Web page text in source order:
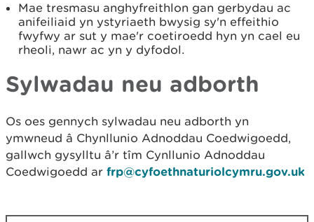
Mae tresmasu anghyfreithlon gan gerbydau ac
anifeiliaid yn ystyriaeth bwysig sy'n effeithio
fwyfwy ar sut y mae'r coetiroedd hyn yn cael eu
rheoli, nawr ac yn y dyfodol.
Sylwadau neu adborth
Os oes gennych sylwadau neu adborth yn
ymwneud â Chynllunio Adnoddau Coedwigoedd,
gallwch gysylltu â’r tîm Cynllunio Adnoddau
Coedwigoedd ar frp@cyfoethnaturiolcymru.gov.uk